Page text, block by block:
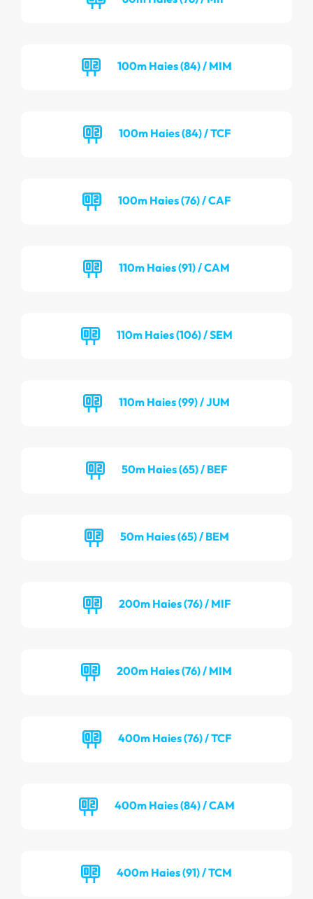
100m Haies (84) / MIM
100m Haies (84) / TCF
100m Haies (76) / CAF
110m Haies (91) / CAM
110m Haies (106) / SEM
110m Haies (99) / JUM
50m Haies (65) / BEF
50m Haies (65) / BEM
200m Haies (76) / MIF
200m Haies (76) / MIM
400m Haies (76) / TCF
400m Haies (84) / CAM
400m Haies (91) / TCM